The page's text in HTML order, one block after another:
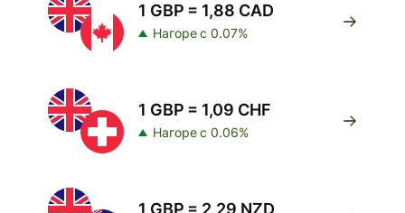
1 GBP = 1,88 CAD
Нагоре с 0.07%
1 GBP = 1,09 CHF
Нагоре с 0.06%
1 GBP = 2,29 NZD